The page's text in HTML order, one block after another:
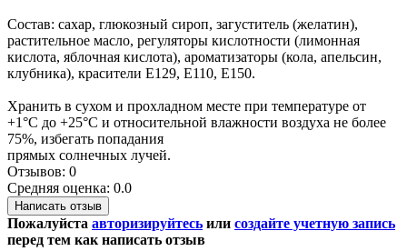
Состав: сахар, глюкозный сироп, загуститель (желатин),
растительное масло, регуляторы кислотности (лимонная
кислота, яблочная кислота), ароматизаторы (кола, апельсин,
клубника), красители Е129, Е110, Е150.
Хранить в сухом и прохладном месте при температуре от
+1°С до +25°С и относительной влажности воздуха не более
75%, избегать попадания
прямых солнечных лучей.
Отзывов: 0
Средняя оценка: 0.0
Написать отзыв
Пожалуйста авторизируйтесь или создайте учетную запись
перед тем как написать отзыв